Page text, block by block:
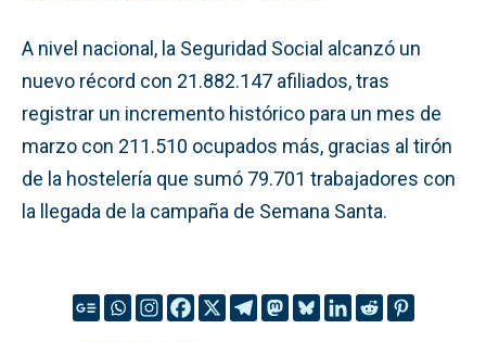
A nivel nacional, la Seguridad Social alcanzó un
nuevo récord con 21.882.147 afiliados, tras
registrar un incremento histórico para un mes de
marzo con 211.510 ocupados más, gracias al tirón
de la hostelería que sumó 79.701 trabajadores con
la llegada de la campaña de Semana Santa.